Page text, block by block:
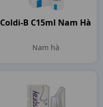
Coldi-B C15ml Nam Hà
Nam hà